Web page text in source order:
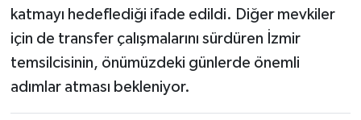
katmayı hedeflediği ifade edildi. Diğer mevkiler
için de transfer çalışmalarını sürdüren İzmir
temsilcisinin, önümüzdeki günlerde önemli
adımlar atması bekleniyor.